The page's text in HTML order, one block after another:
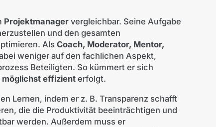
Projektmanagervergleichbar. Seine Aufgabe
und den gesamten
Als Coach, Moderator, Mentor,
weniger auf den fachlichen Aspekt,
Beteiligten. So kümmert er sich
möglichst effizienterfolgt.
Lernen, indem er z. B. Transparenz schafft
die die Produktivität beeinträchtigen und
werden. Außerdem muss er